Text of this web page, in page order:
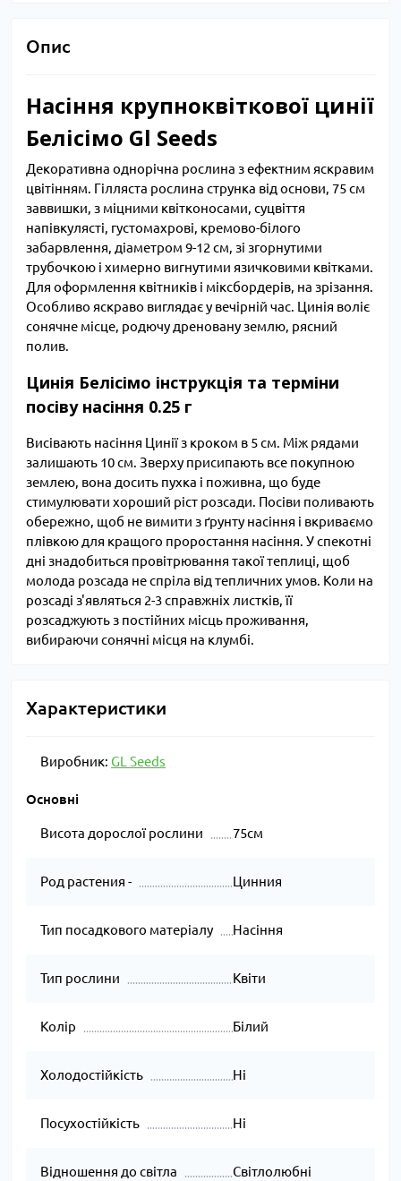
Опис
Насіння крупноквіткової цинії
Белісімо Gl Seeds
Декоративна однорічна рослина з ефектним яскравим
цвітінням. Гілляста рослина струнка від основи, 75 см
заввишки, з міцними квітконосами, суцвіття
напівкулясті, густомахрові, кремово-білого
забарвлення, діаметром 9-12 см, зі згорнутими
трубочкою і химерно вигнутими язичковими квітками.
Для оформлення квітників і міксбордерів, на зрізання.
Особливо яскраво виглядає у вечірній час. Цинія воліє
сонячне місце, родючу дреновану землю, рясний
полив.
Цинія Белісімо інструкція та терміни
посіву насіння 0.25 г
Висівають насіння Цинії з кроком в 5 см. Між рядами
залишають 10 см. Зверху присипають все покупною
землею, вона досить пухка і поживна, що буде
стимулювати хороший ріст розсади. Посіви поливають
обережно, щоб не вимити з ґрунту насіння і вкриваємо
плівкою для кращого проростання насіння. У спекотні
дні знадобиться провітрювання такої теплиці, щоб
молода розсада не спріла від тепличних умов. Коли на
розсаді з'являться 2-3 справжніх листків, її
розсаджують з постійних місць проживання,
вибираючи сонячні місця на клумбі.
Характеристики
Виробник: GL Seeds
Основні
Висота дорослої рослини 75см
Род растения - Цинния
Тип посадкового матеріалу Насіння
Тип рослини Квіти
Колір Білий
Холодостійкість Ні
Посухостійкість Ні
Відношення до світла Світлолюбні